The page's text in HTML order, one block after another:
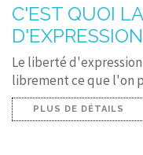
C'EST QUOI
Le liberté
librement ce que l'on
PLUS DE DÉTAILS